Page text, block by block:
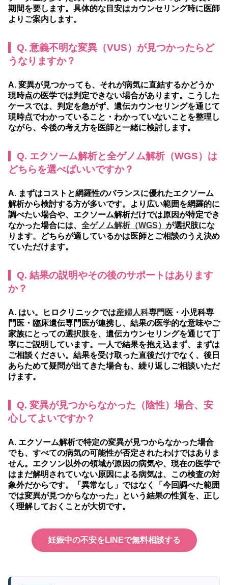
期間を要します。具体的な目安はカウンセリング時に医師
よりご案内します。
Q. 意義不明な変異（VUS）が見つかったらど
うなりますか？
A. 変異が見つかっても、それが病気に直結するかどうか
現時点の医学では判定できない場合があります。こうした
ケースでは、判定を急がず、遺伝カウンセリングを通じて
現時点でわかっていること・わかっていないことを整理し
ながら、今後の考え方を医師と一緒に検討します。
Q. エクソーム解析と全ゲノム解析（WGS）は
どちらを選べばいいですか？
A. まずはコストと網羅性のバランスに優れたエクソーム
解析から検討する方が多いです。より広い範囲を網羅的に
調べたい場合や、エクソーム解析だけでは原因が特定でき
なかった場合には、 全ゲノム解析（WGS） が選択肢にな
ります。どちらが適しているかは医師とご相談のうえ決め
ていただけます。
Q. 結果の説明やその後のサポートはあります
か？
A. はい。ヒロクリニックでは産婦人科専門医・小児科専
門医・臨床遺伝専門医が連携し、結果の医学的な意味やご
家族にとっての選択肢を、遺伝カウンセリングを通じて丁
寧にご説明しています。一人で結果を抱え込まず、まずは
ご相談ください。結果を受け取った直後だけでなく、後日
あらためて疑問が出てきた場合も、繰り返しご相談いただ
けます。
Q. 変異が見つからなかった（陰性）場合、安
心してよいですか？
A. エクソーム解析で特定の変異が見つからなかった場合
でも、すべての病気の可能性が否定されたわけではありま
せん。エクソン以外の領域が原因の病気や、現在の医学で
はまだ解明されていない原因による病気は、この検査の対
象外だからです。「異常なし」ではなく「今回調べた範囲
では変異が見つからなかった」という結果の性質を、正し
く理解しておくことが大切です。
妊娠中の不安をLINEで無料相談する